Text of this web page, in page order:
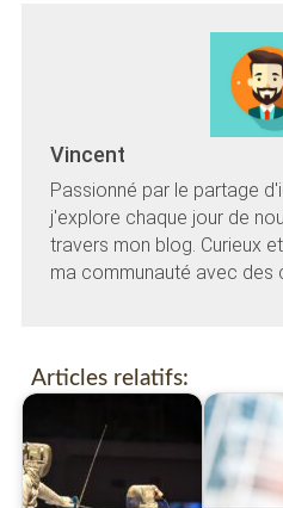
Vincent
Passionné par le partage
j'explore chaque jour de
travers mon blog. Curieux
ma communauté avec des
Articles relatifs: